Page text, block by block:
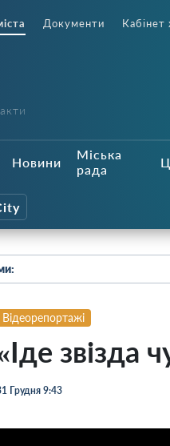
Документи Кабінет
Новини
Міська
рада
Відеорепортажі
звізда
Грудня 9:43